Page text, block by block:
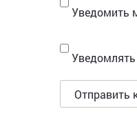
Уведомить